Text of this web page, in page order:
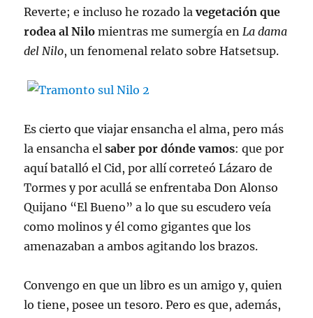
Reverte; e incluso he rozado lavegetación que
rodea al Nilo mientras me sumergía enLa dama
del Nilo, un fenomenal relato sobre Hatsetsup.
Es cierto que viajar ensancha el alma, pero más
la ensancha elsaber por dónde vamos: que por
aquí batalló el Cid, por allí correteó Lázaro de
Tormes y por acullá se enfrentaba Don Alonso
Quijano “El Bueno” a lo que su escudero veía
como molinos y él como gigantes que los
amenazaban a ambos agitando los brazos.
Convengo en que un libro es un amigo y, quien
lo tiene, posee un tesoro. Pero es que, además,